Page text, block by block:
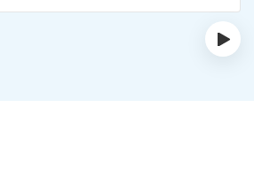
дома помогает, девушку завел.
›